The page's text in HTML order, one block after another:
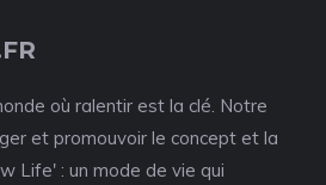
où ralentir est la clé. Notre
et promouvoir le concept et la
Life' : un mode de vie qui